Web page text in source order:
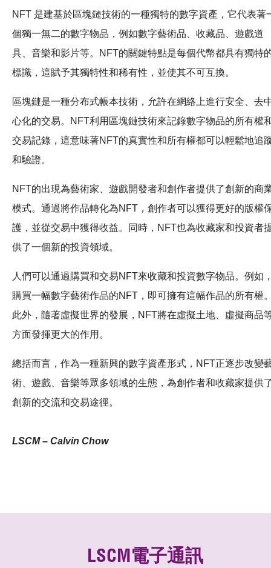
NFT 是建基於區塊鏈技術的一種獨特的數字資產，它代表著
個獨一無二的數字物品，例如數字藝術品、收藏品、遊戲道
具、音樂和影片等。NFT的關鍵特點是每個代幣都具有獨特
標識，這賦予其獨特性和稀有性，並使其不可互換。
區塊鏈是一種分布式帳本技術，允許在網絡上進行安全、去
心化的交易。NFT利用區塊鏈技術來記錄數字物品的所有權
交易記錄，這意味著NFT的真實性和所有權都可以輕鬆地追
和驗證。
NFT的出現為藝術家、遊戲開發者和創作者提供了創新的商
模式。通過將作品轉化為NFT，創作者可以獲得更好的版權
護，並從交易中獲得收益。同時，NFT也為收藏家和投資者
供了一個新的投資領域。
人們可以通過購買和交易NFT來收藏和投資數字物品。例如
購買一幅數字藝術作品的NFT，即可擁有這幅作品的所有權
此外，隨著虛擬世界的發展，NFT將在虛擬土地、虛擬商品
方面發揮更大的作用。
總括而言，作為一種新興的數字資產形式，NFT正逐步改變
術、遊戲、音樂等眾多領域的生態，為創作者和收藏家提供
創新的交流和交易途徑。
LSCM – Calvin Chow
LSCM電子通訊